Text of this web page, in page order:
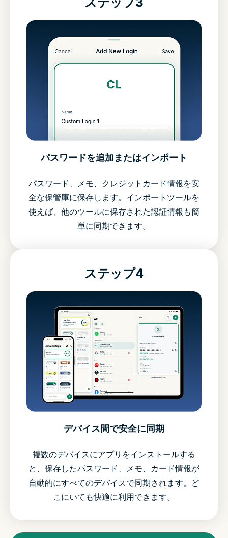
パスワードを追加またはインポート
パスワード、メモ、クレジットカード情報を安
全な保管庫に保存します。インポートツールを
使えば、他のツールに保存された認証情報も簡
単に同期できます。
ステップ4
デバイス間で安全に同期
複数のデバイスにアプリをインストールする
と、保存したパスワード、メモ、カード情報が
自動的にすべてのデバイスで同期されます。ど
こにいても快適に利用できます。